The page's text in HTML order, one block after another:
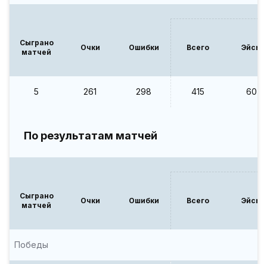
Сыграно
матчей
Очки Ошибки Всего Эйсы
5 261 298 415 60
По результатам матчей
Сыграно
матчей
Очки Ошибки Всего Эйсы
Победы